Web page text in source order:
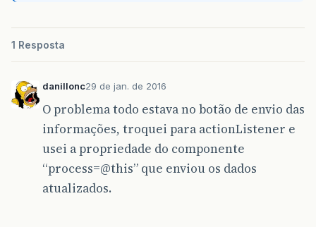
1 Resposta
danillonc29 de jan. de 2016
O problema todo estava no botão de envio das
informações, troquei para actionListener e
usei a propriedade do componente
“process=@this” que enviou os dados
atualizados.